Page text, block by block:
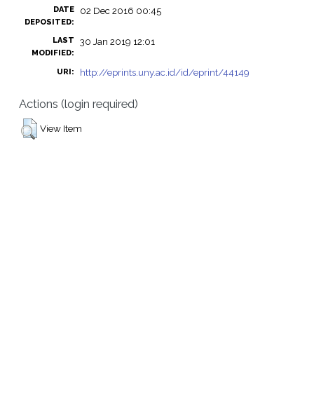
DATE
DEPOSITED:
02 Dec 2016 00:45
LAST
MODIFIED:
30 Jan 2019 12:01
URI: http://eprints.uny.ac.id/id/eprint/44149
Actions (login required)
View Item